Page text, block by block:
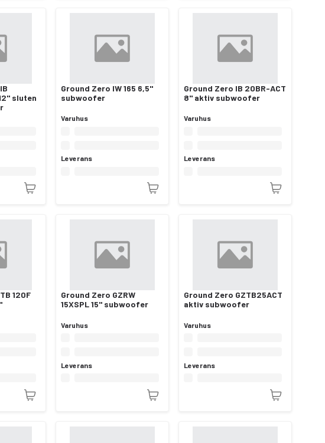
sluten
Ground Zero IW 165 6,5"
subwoofer
Varuhus
Leverans
Ground Zero IB 20BR-ACT
8" aktiv subwoofer
Varuhus
Leverans
120F
Ground Zero GZRW
15XSPL 15" subwoofer
Varuhus
Leverans
Ground Zero GZTB25ACT
aktiv subwoofer
Varuhus
Leverans